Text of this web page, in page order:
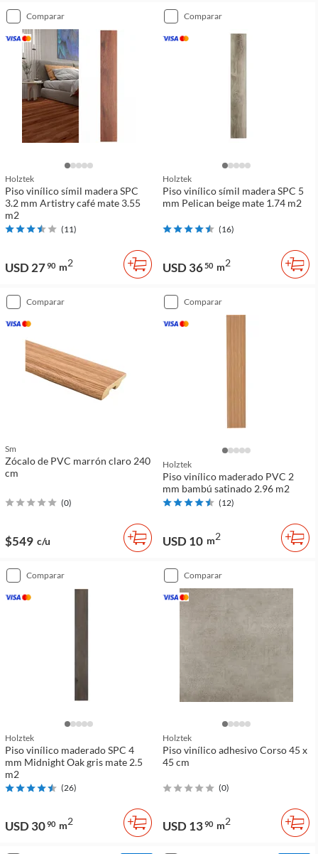
comparar
Holztek
Piso vinílico símil madera SPC
3.2 mm Artistry café mate 3.55
m2
(11)
USD 2790 m2
comparar
Holztek
Piso vinílico símil madera SPC 5
mm Pelican beige mate 1.74 m2
(16)
USD 3650 m2
comparar
Sm
Zócalo de PVC marrón claro 240
cm
(0)
$549 c/u
comparar
Holztek
Piso vinílico maderado PVC 2
mm bambú satinado 2.96 m2
(12)
USD 10 m2
comparar
Holztek
Piso vinílico maderado SPC 4
mm Midnight Oak gris mate 2.5
m2
(26)
USD 3090 m2
comparar
Holztek
Piso vinílico adhesivo Corso 45 x
45 cm
(0)
USD 1390 m2